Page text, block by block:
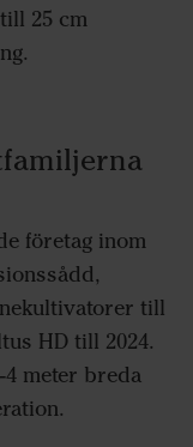
25 cm
företag inom
till
HD till 2024.
4 meter breda